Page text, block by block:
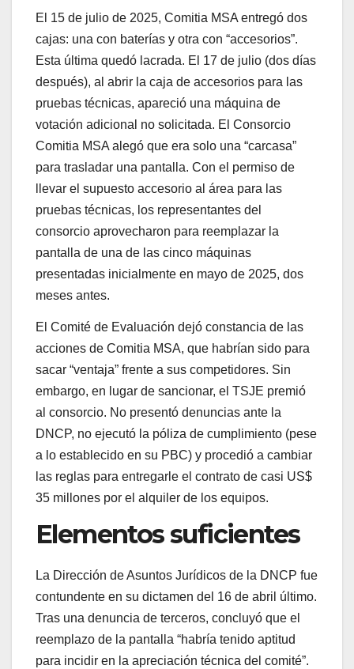
El 15 de julio de 2025, Comitia MSA entregó dos
cajas: una con baterías y otra con “accesorios”.
Esta última quedó lacrada. El 17 de julio (dos días
después), al abrir la caja de accesorios para las
pruebas técnicas, apareció una máquina de
votación adicional no solicitada. El Consorcio
Comitia MSA alegó que era solo una “carcasa”
para trasladar una pantalla. Con el permiso de
llevar el supuesto accesorio al área para las
pruebas técnicas, los representantes del
consorcio aprovecharon para reemplazar la
pantalla de una de las cinco máquinas
presentadas inicialmente en mayo de 2025, dos
meses antes.
El Comité de Evaluación dejó constancia de las
acciones de Comitia MSA, que habrían sido para
sacar “ventaja” frente a sus competidores. Sin
embargo, en lugar de sancionar, el TSJE premió
al consorcio. No presentó denuncias ante la
DNCP, no ejecutó la póliza de cumplimiento (pese
a lo establecido en su PBC) y procedió a cambiar
las reglas para entregarle el contrato de casi US$
35 millones por el alquiler de los equipos.
Elementos suficientes
La Dirección de Asuntos Jurídicos de la DNCP fue
contundente en su dictamen del 16 de abril último.
Tras una denuncia de terceros, concluyó que el
reemplazo de la pantalla “habría tenido aptitud
para incidir en la apreciación técnica del comité”.